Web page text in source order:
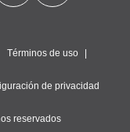
Términos de uso
de privacidad
reservados